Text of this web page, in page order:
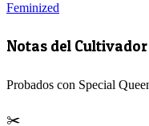
Feminized
Notas del Cultivador
Probados con Special
✂️